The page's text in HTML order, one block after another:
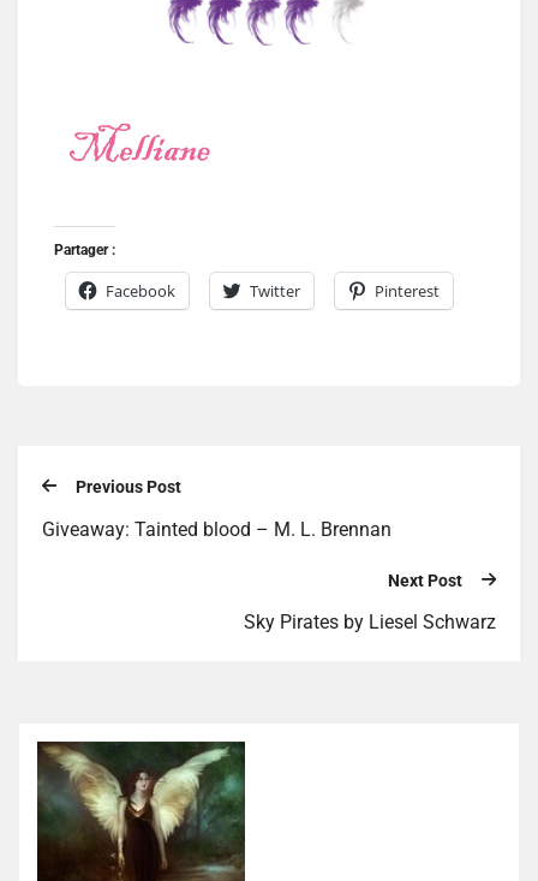
Partager :
Facebook Twitter Pinterest
Previous Post
Giveaway: Tainted blood – M. L. Brennan
Next Post
Sky Pirates by Liesel Schwarz